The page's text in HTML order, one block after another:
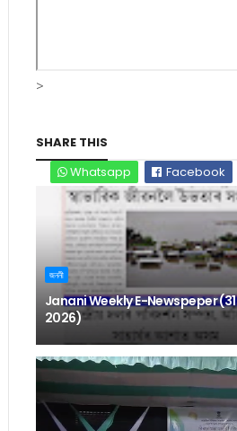
>
SHARE THIS
Whatsapp
Facebook
জননী
Janani Weekly E-Newspeper
2026)